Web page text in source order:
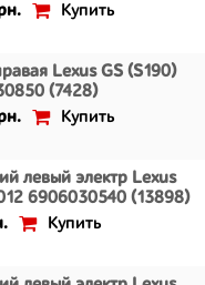
Купить
Lexus GS (S190)
(7428)
Купить
левый электр Lexus
6906030540 (13898)
Купить